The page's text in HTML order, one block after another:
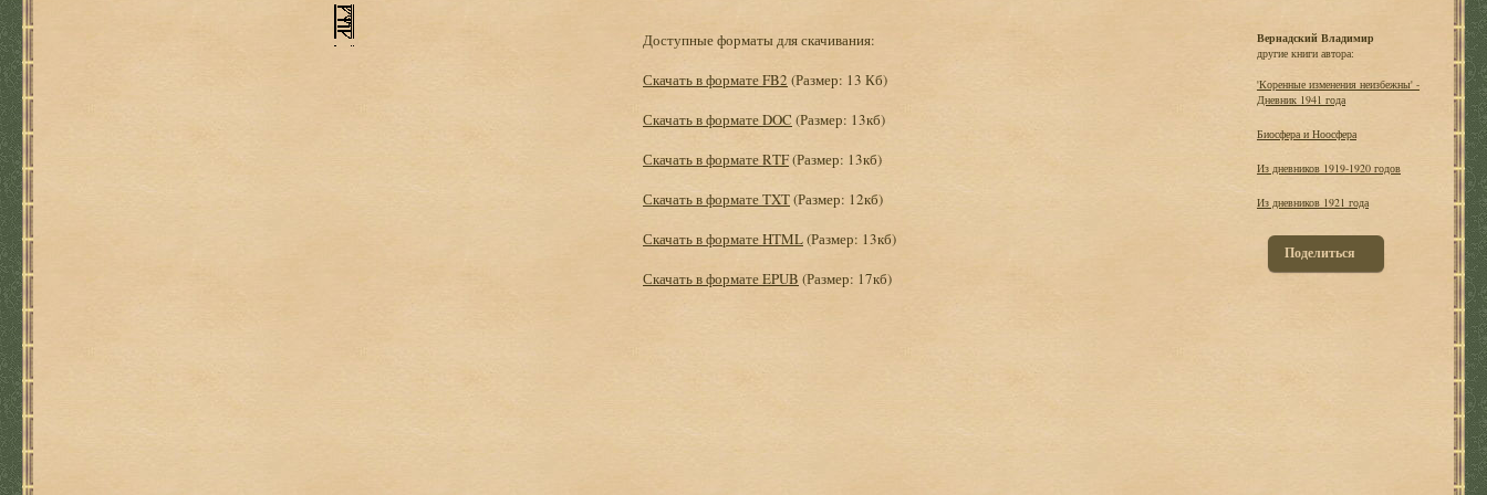
Доступные форматы для скачивания:
Скачать в формате FB2 (Размер: 13 Кб)
Скачать в формате DOC (Размер: 13кб)
Скачать в формате RTF(Размер: 13кб)
Скачать в формате TXT(Размер: 12кб)
Скачать в формате HTML(Размер: 13кб)
Скачать в формате EPUB (Размер: 17кб)
Вернадский Владимир
другие книги автора:
'Коренные изменения неизбежны' -
Дневник 1941 года
Биосфера и Ноосфера
Из дневников 1919-1920 годов
Из дневников 1921 года
Поделиться